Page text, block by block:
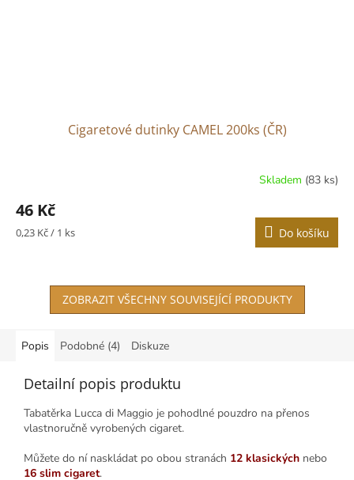
Cigaretové dutinky CAMEL 200ks (ČR)
Skladem (83 ks)
46 Kč
Měrná
0,23 Kč / 1 ks Do košíku
ZOBRAZIT VŠECHNY SOUVISEJÍCÍ PRODUKTY
Popis Podobné (4) Diskuze
Detailní popis produktu
Tabatěrka Lucca di Maggio je pohodlné pouzdro na přenos
vlastnoručně vyrobených cigaret.
Můžete do ní naskládat po obou stranách 12 klasických nebo
16 slim cigaret.